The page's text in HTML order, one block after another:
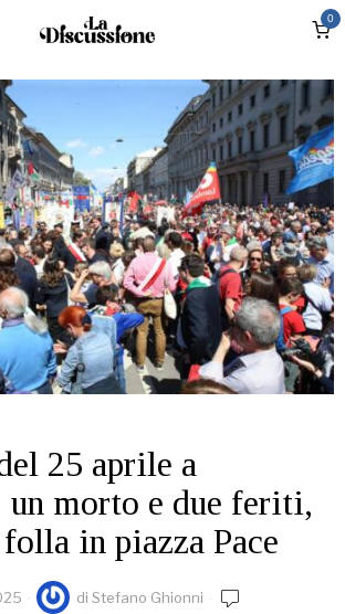
0
25 aprile a
un morto e due feriti,
in piazza Pace
di Stefano Ghionni